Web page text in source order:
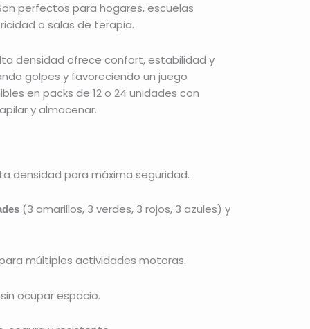
perfectos para hogares, escuelas
o salas de terapia.
densidad ofrece confort, estabilidad y
golpes y favoreciendo un juego
en packs de 12 o 24 unidades con
y almacenar.
densidad para máxima seguridad.
(3 amarillos, 3 verdes, 3 rojos, 3 azules) y
múltiples actividades motoras.
ocupar espacio.